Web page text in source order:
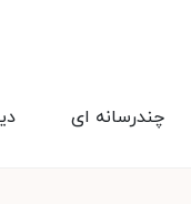
چندرسانه ای